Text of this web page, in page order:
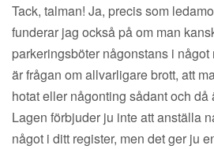
Tack, talman! Ja, precis som
funderar jag också på om man
parkeringsböter någonstans i
är frågan om allvarligare brott, att
hotat eller någonting sådant och då
Lagen förbjuder ju inte att anställa
något i ditt register, men det ger ju